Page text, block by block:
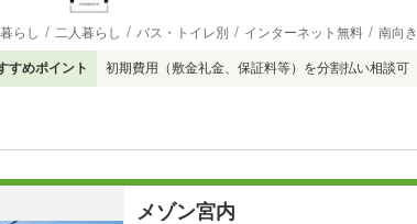
らし 二人暮らし バス・トイレ別 インターネット無料 南向き
すめポイント 初期費用（敷金礼金、保証料等）を分割払い相談可
メゾン宮内